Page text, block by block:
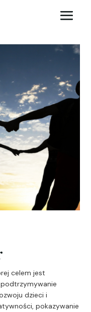
celem jest
dzieci i
pokazywanie